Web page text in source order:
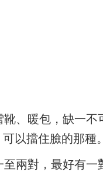
、暖包，缺一不
以擋住臉的那種。
至兩對，最好有一